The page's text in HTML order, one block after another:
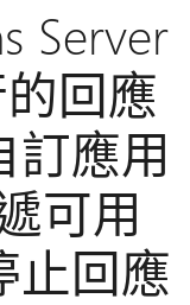
Server
回應
訂應用
可用
止回應